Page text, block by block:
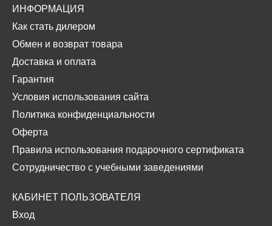
ИНФОРМАЦИЯ
Как стать дилером
Обмен и возврат товара
Доставка и оплата
Гарантия
Условия использования сайта
Политика конфиденциальности
Оферта
Правила использования подарочного сертификата
Сотрудничество с учебными заведениями
КАБИНЕТ ПОЛЬЗОВАТЕЛЯ
Вход